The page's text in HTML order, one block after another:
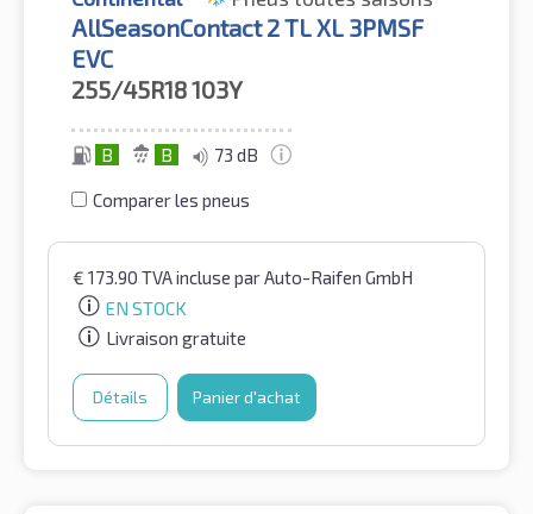
AllSeasonContact 2 TL XL 3PMSF
EVC
255/45R18103Y
B B 73 dB
Comparer les pneus
€ 173.90 TVA incluse par Auto-Raifen GmbH
EN STOCK
Livraison gratuite
Détails Panier d'achat